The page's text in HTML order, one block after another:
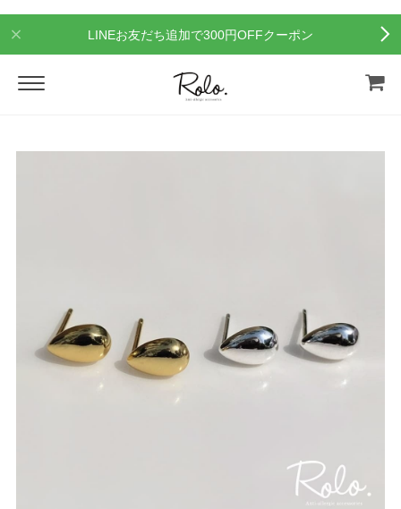
LINEお友だち追加で300円OFFクーポン